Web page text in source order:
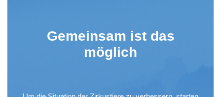
Gemeinsam ist das
möglich